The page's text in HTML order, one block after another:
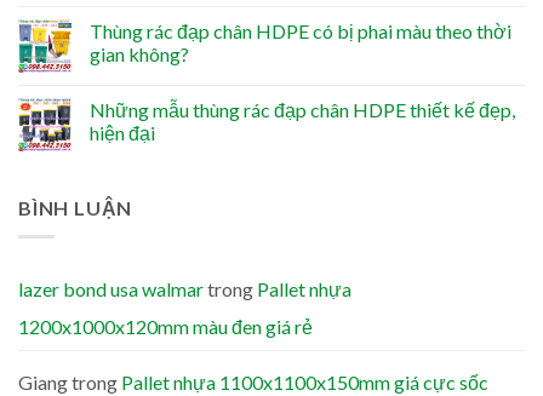
Thùng rác đạp chân HDPE có bị phai màu theo thời
gian không?
Những mẫu thùng rác đạp chân HDPE thiết kế đẹp,
hiện đại
BÌNH LUẬN
lazer bond usa walmartrong Pallet nhựa
1200x1000x120mm màu đen giá rẻ
Giangtrong Pallet nhựa 1100x1100x150mm giá cực sốc